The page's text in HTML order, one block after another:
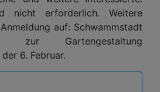
nicht erforderlich. Weitere
auf: Schwammstadt
zur Gartengestaltung
6. Februar.